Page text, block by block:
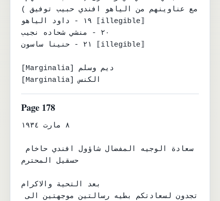
مع عناوينهم من الياهو افندي حبيب توفيق )
١٩ - داود الياهو ⟦illegible⟧
٢٠ - منشي شحاده نجيب
٢١ - حنينا ساسون ⟦illegible⟧
[Marginalia] ديم وسلم
[Marginalia] الكنس
Page 178
٨ مارت ١٩٣٤
حسقيل المحترم
بعد التحية والاكرام
تجدون لسعادتكم بطيه رسالتين موجهتين الى